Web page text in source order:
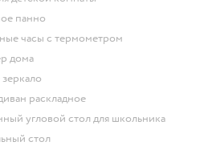
панно
часы с термометром
дома
зеркало
раскладное
угловой стол для школьника
стол